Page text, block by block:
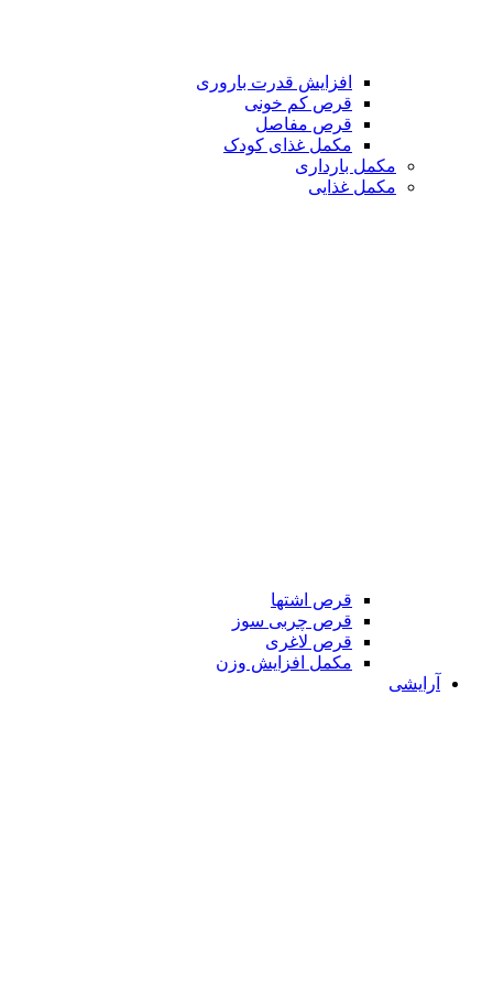
افزایش قدرت باروری
قرص کم خونی
قرص مفاصل
مکمل غذای کودک
مکمل بارداری
مکمل غذایی
قرص اشتها
قرص چربی سوز
قرص لاغری
مکمل افزایش وزن
آرایشی